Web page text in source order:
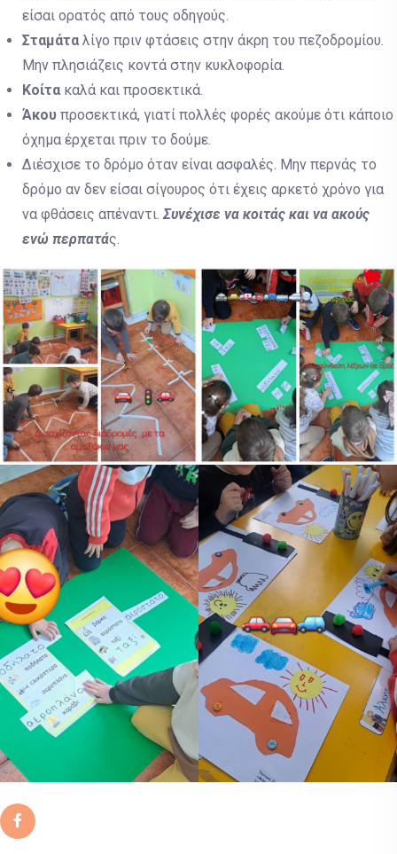
είσαι ορατός από τους οδηγούς.
Σταμάτα λίγο πριν φτάσεις στην άκρη του πεζοδρομίου.
Μην πλησιάζεις κοντά στην κυκλοφορία.
Κοίτα καλά και προσεκτικά.
Άκου προσεκτικά, γιατί πολλές φορές ακούμε ότι κάποιο
όχημα έρχεται πριν το δούμε.
Διέσχισε το δρόμο όταν είναι ασφαλές. Μην περνάς το
δρόμο αν δεν είσαι σίγουρος ότι έχεις αρκετό χρόνο για
να φθάσεις απέναντι. Συνέχισε να κοιτάς και να ακούς
ενώ περπατάς.